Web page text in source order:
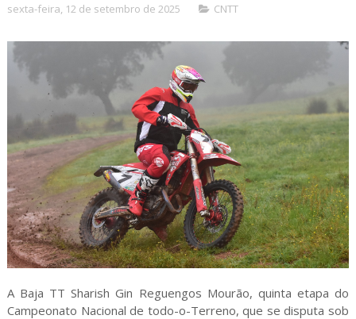
sexta-feira, 12 de setembro de 2025 CNTT
A Baja TT Sharish Gin Reguengos Mourão, quinta etapa do
Campeonato Nacional de todo-o-Terreno, que se disputa sob